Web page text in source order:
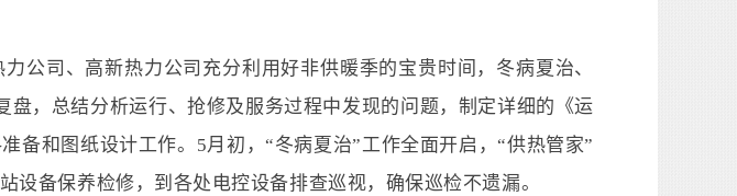
公司、高新热力公司充分利用好非供暖季的宝贵时间，冬病夏治、
，总结分析运行、抢修及服务过程中发现的问题，制定详细的《运
备和图纸设计工作。5月初，“冬病夏治”工作全面开启，“供热管家”
备保养检修，到各处电控设备排查巡视，确保巡检不遗漏。